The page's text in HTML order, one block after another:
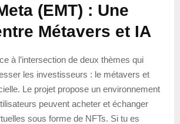
(EMT) : Une
Métavers et IA
à l’intersection de deux thèmes qui
les investisseurs : le métavers et
Le projet propose un environnement
peuvent acheter et échanger
sous forme de NFTs. Si tu es